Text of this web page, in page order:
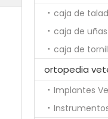
caja de
caja de uñas
caja de
ortopedia
Implantes